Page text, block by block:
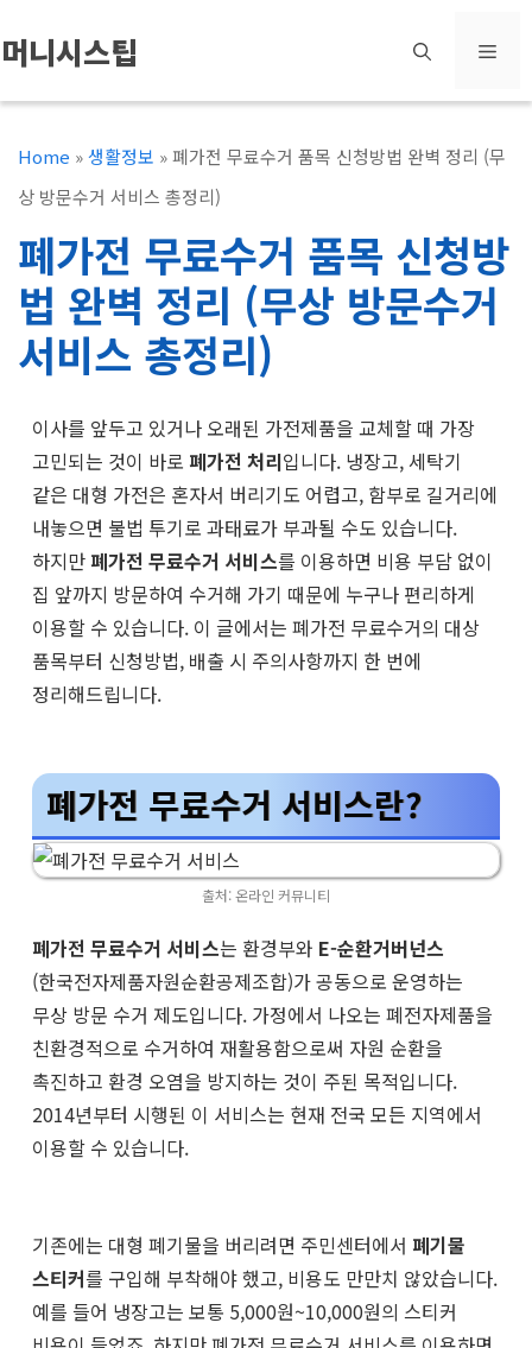
텐
츠
머니시스팁 메
Home »생활정보 »폐가전 무료수거 품목 신청방법 완벽 정리 (무
상 방문수거 서비스 총정리)
폐가전 무료수거 품목 신청방
법 완벽 정리 (무상 방문수거
서비스 총정리)
이사를 앞두고 있거나 오래된 가전제품을 교체할 때 가장
고민되는 것이 바로 폐가전 처리입니다. 냉장고, 세탁기
같은 대형 가전은 혼자서 버리기도 어렵고, 함부로 길거리에
내놓으면 불법 투기로 과태료가 부과될 수도 있습니다.
하지만 폐가전 무료수거 서비스를 이용하면 비용 부담 없이
집 앞까지 방문하여 수거해 가기 때문에 누구나 편리하게
이용할 수 있습니다. 이 글에서는 폐가전 무료수거의 대상
품목부터 신청방법, 배출 시 주의사항까지 한 번에
정리해드립니다.
폐가전 무료수거 서비스란?
출처: 온라인 커뮤니티
폐가전 무료수거 서비스는 환경부와 E-순환거버넌스
(한국전자제품자원순환공제조합)가 공동으로 운영하는
무상 방문 수거 제도입니다. 가정에서 나오는 폐전자제품을
친환경적으로 수거하여 재활용함으로써 자원 순환을
촉진하고 환경 오염을 방지하는 것이 주된 목적입니다.
2014년부터 시행된 이 서비스는 현재 전국 모든 지역에서
이용할 수 있습니다.
기존에는 대형 폐기물을 버리려면 주민센터에서 폐기물
스티커를 구입해 부착해야 했고, 비용도 만만치 않았습니다.
예를 들어 냉장고는 보통 5,000원~10,000원의 스티커